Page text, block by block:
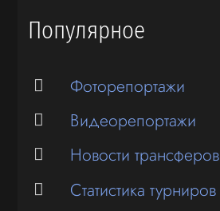
Популярное
Фоторепортажи
Видеорепортажи
Новости трансферов
Статистика турниров